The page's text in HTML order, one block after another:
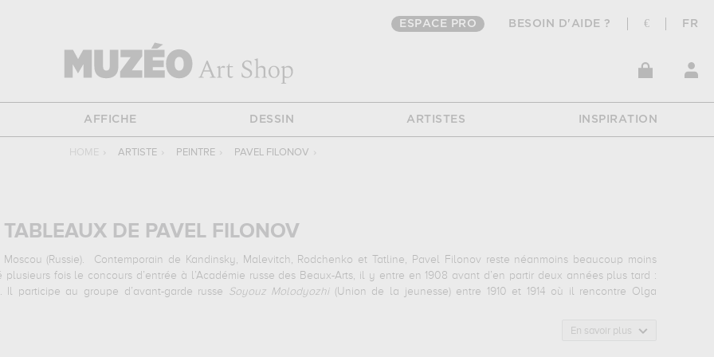
ESPACE PRO BESOIN D'AIDE ? € FR
AFFICHE DESSIN ARTISTES INSPIRATION
HOME › ARTISTE › PEINTRE › PAVEL FILONOV ›
DE PAVEL FILONOV
(Russie).
Contemporain de Kandinsky, Malevitch, Rodchenko et Tatline, Pavel Filonov reste néanmoins beaucoup moins
fois le concours d’entrée à l’Académie russe des Beaux-Arts, il y entre en 1908 avant d’en partir deux années plus tard :
Il participe au groupe d’avant-garde russe Soyouz Molodyozhi(Union de la jeunesse) entre 1910 et 1914 où il rencontre Olga
En savoir plus